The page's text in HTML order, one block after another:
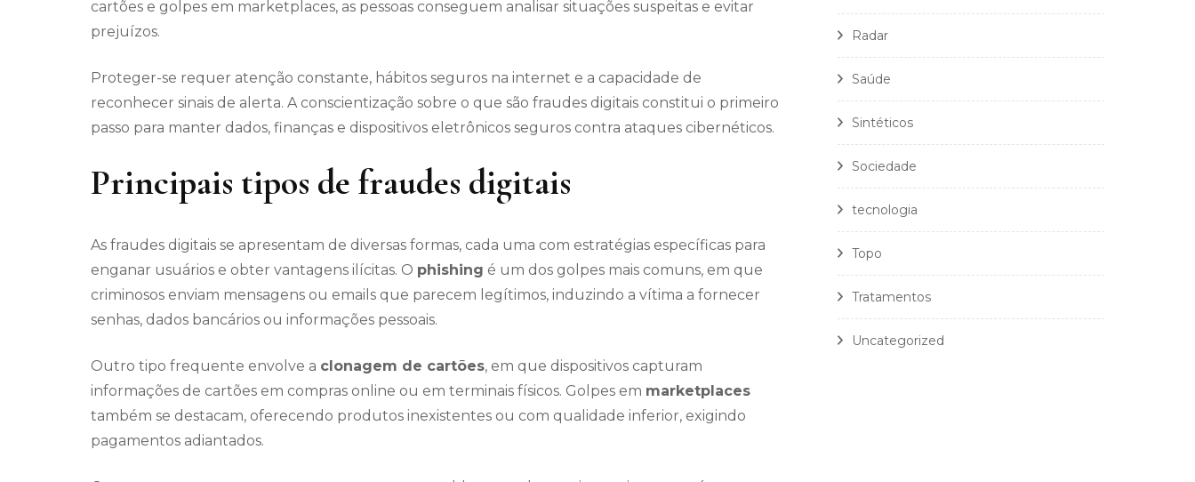
cartões e golpes em marketplaces, as pessoas conseguem analisar situações suspeitas e evitar
prejuízos.
Proteger-se requer atenção constante, hábitos seguros na internet e a capacidade de
reconhecer sinais de alerta. A conscientização sobre o que são fraudes digitais constitui o primeiro
passo para manter dados, finanças e dispositivos eletrônicos seguros contra ataques cibernéticos.
Principais tipos de fraudes digitais
As fraudes digitais se apresentam de diversas formas, cada uma com estratégias específicas para
enganar usuários e obter vantagens ilícitas. O phishing é um dos golpes mais comuns, em que
criminosos enviam mensagens ou emails que parecem legítimos, induzindo a vítima a fornecer
senhas, dados bancários ou informações pessoais.
Outro tipo frequente envolve a clonagem de cartões, em que dispositivos capturam
informações de cartões em compras online ou em terminais físicos. Golpes em marketplaces
também se destacam, oferecendo produtos inexistentes ou com qualidade inferior, exigindo
pagamentos adiantados.
Radar
Saúde
Sintéticos
Sociedade
tecnologia
Topo
Tratamentos
Uncategorized